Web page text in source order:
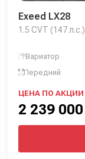
Exeed LX28
1.5 CVT (147 л.с.)
Вариатор
Передний
ЦЕНА ПО АКЦИИ
2 239 000